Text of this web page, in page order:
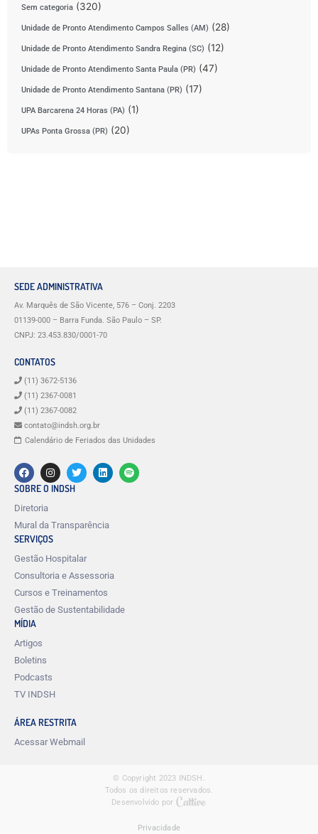
Sem categoria (320)
Unidade de Pronto Atendimento Campos Salles (AM) (28)
Unidade de Pronto Atendimento Sandra Regina (SC) (12)
Unidade de Pronto Atendimento Santa Paula (PR) (47)
Unidade de Pronto Atendimento Santana (PR) (17)
UPA Barcarena 24 Horas (PA) (1)
UPAs Ponta Grossa (PR) (20)
SEDE ADMINISTRATIVA
Av. Marquês de São Vicente, 576 – Conj. 2203
01139-000 – Barra Funda. São Paulo – SP.
CNPJ: 23.453.830/0001-70
CONTATOS
(11) 3672-5136
(11) 2367-0081
(11) 2367-0082
contato@indsh.org.br
Calendário de Feriados das Unidades
SOBRE O INDSH
Diretoria
Mural da Transparência
SERVIÇOS
Gestão Hospitalar
Consultoria e Assessoria
Cursos e Treinamentos
Gestão de Sustentabilidade
MÍDIA
Artigos
Boletins
Podcasts
TV INDSH
ÁREA RESTRITA
Acessar Webmail
© Copyright 2023 INDSH.
Todos os direitos reservados.
Desenvolvido por
Privacidade